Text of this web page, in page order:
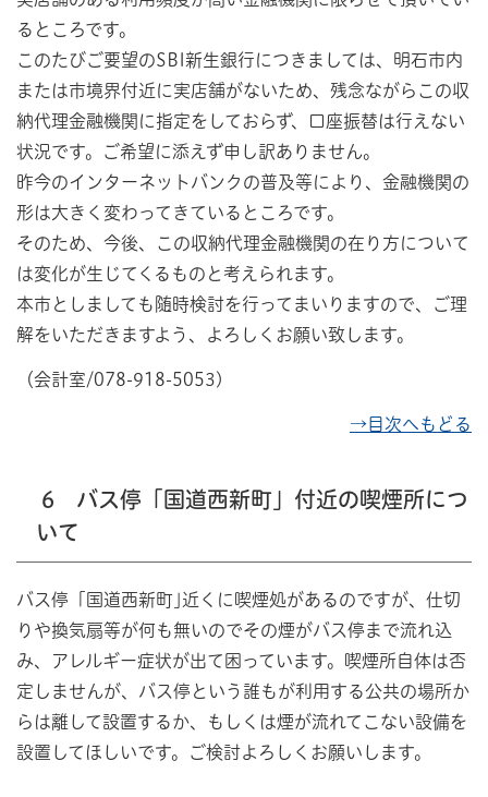
るところです。
このたびご要望のSBI新生銀行につきましては、明石市内
または市境界付近に実店舗がないため、残念ながらこの収
納代理金融機関に指定をしておらず、口座振替は行えない
状況です。ご希望に添えず申し訳ありません。
昨今のインターネットバンクの普及等により、金融機関の
形は大きく変わってきているところです。
そのため、今後、この収納代理金融機関の在り方について
は変化が生じてくるものと考えられます。
本市としましても随時検討を行ってまいりますので、ご理
解をいただきますよう、よろしくお願い致します。
（会計室/078-918-5053)
→目次へもどる
6 バス停「国道西新町」付近の喫煙所につ
いて
バス停「国道西新町｣近くに喫煙処があるのですが、仕切
りや換気扇等が何も無いのでその煙がバス停まで流れ込
み、アレルギー症状が出て困っています。喫煙所自体は否
定しませんが、バス停という誰もが利用する公共の場所か
らは離して設置するか、もしくは煙が流れてこない設備を
設置してほしいです。ご検討よろしくお願いします。